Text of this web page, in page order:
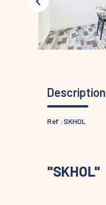
Description
Réf : SKHOL
"SKHOL"